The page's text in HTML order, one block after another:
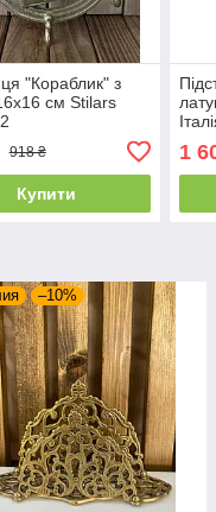
"Кораблик" з
см Stilars
918 ₴
Купити
1
–10%